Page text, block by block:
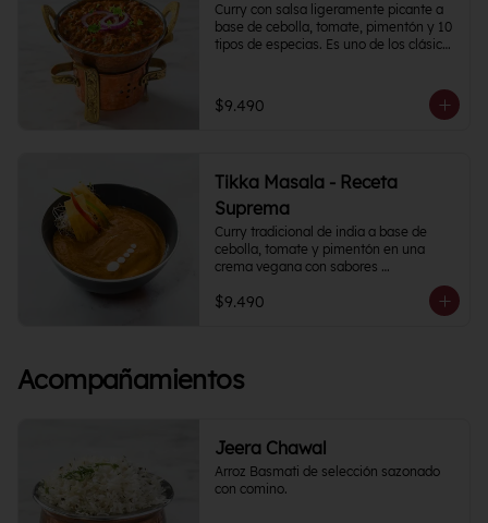
Curry con salsa ligeramente picante a
base de cebolla, tomate, pimentón y 10
tipos de especias. Es uno de los clásicos
favorita.
$9.490
Tikka Masala - Receta
Suprema
Curry tradicional de india a base de
cebolla, tomate y pimentón en una
crema vegana con sabores
semipicantes e intensos. Contiene más
de 12 especias.
$9.490
Acompañamientos
Jeera Chawal
Arroz Basmati de selección sazonado
con comino.